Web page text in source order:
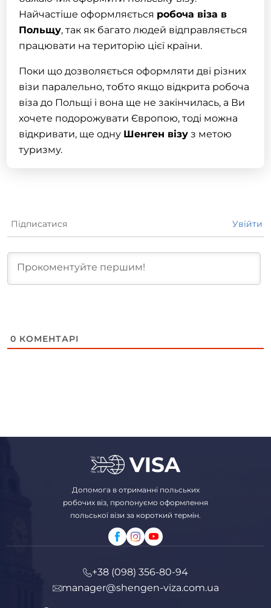
Найчастіше оформляється робоча віза в
Польщу, так як багато людей відправляється
працювати на територію цієї країни.
Поки що дозволяється оформляти дві різних
візи паралельно, тобто якщо відкрита робоча
віза до Польщі і вона ще не закінчилась, а Ви
хочете подорожувати Європою, тоді можна
відкривати, ще одну Шенген візу з метою
туризму.
Підписатися Увійти
0 КОМЕНТАРІ
Допомога в отриманні польських
робочих віз, пропонуємо оформлення
польської візи за короткий термін.
+38 (098) 356-80-94
manager@shengen-viza.com.ua